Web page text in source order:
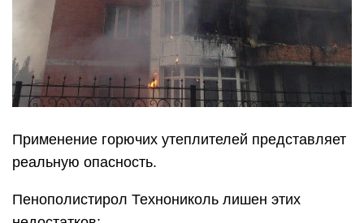
Применение горючих утеплителей представляет
реальную опасность.
Пенополистирол Технониколь лишен этих